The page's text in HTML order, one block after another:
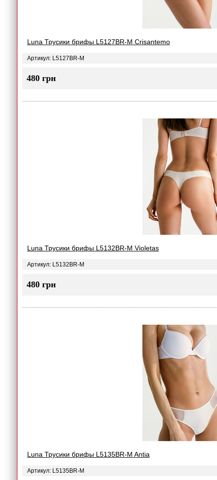
Luna Трусики брифы L5127BR-M Crisantemo
Артикул: L5127BR-M
480 грн
Luna Трусики брифы L5132BR-M Violetas
Артикул: L5132BR-M
480 грн
Luna Трусики брифы L5135BR-M Antia
Артикул: L5135BR-M